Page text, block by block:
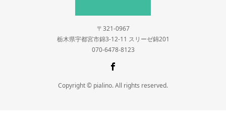
〒321-0967
栃木県宇都宮市錦3-12-11 スリーゼ錦201
070-6478-8123
Copyright © pialino. All rights reserved.